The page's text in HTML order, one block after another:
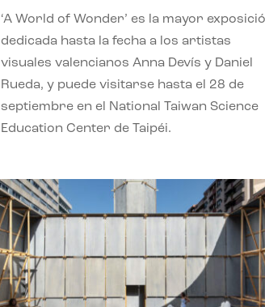
‘A World of Wonder’ es la mayor
dedicada hasta la fecha a los artistas
visuales valencianos Anna Devís y Daniel
Rueda, y puede visitarse hasta el 28 de
septiembre en el National Taiwan Science
Education Center de Taipéi.